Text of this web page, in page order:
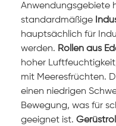
Anwendungsgebiete
standardmäßige
hauptsächlich für
werden. Rollen aus
hoher
mit Meeresfrüchten.
einen niedrigen
Bewegung, was für
geeignet ist.